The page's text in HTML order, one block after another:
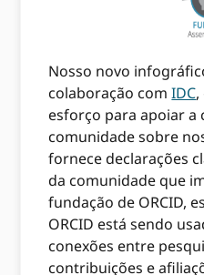
Nosso novo
colaboração comIDC
esforço para apoiar a
comunidade sobre
fornece declarações
da comunidade que
fundação de ORCID,
ORCID está sendo
conexões entre
contribuições e